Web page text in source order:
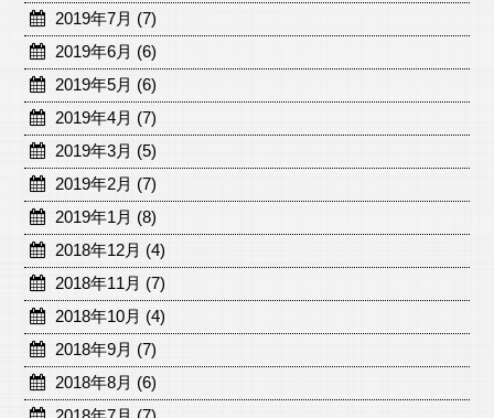
2019年7月 (7)
2019年6月 (6)
2019年5月 (6)
2019年4月 (7)
2019年3月 (5)
2019年2月 (7)
2019年1月 (8)
2018年12月 (4)
2018年11月 (7)
2018年10月 (4)
2018年9月 (7)
2018年8月 (6)